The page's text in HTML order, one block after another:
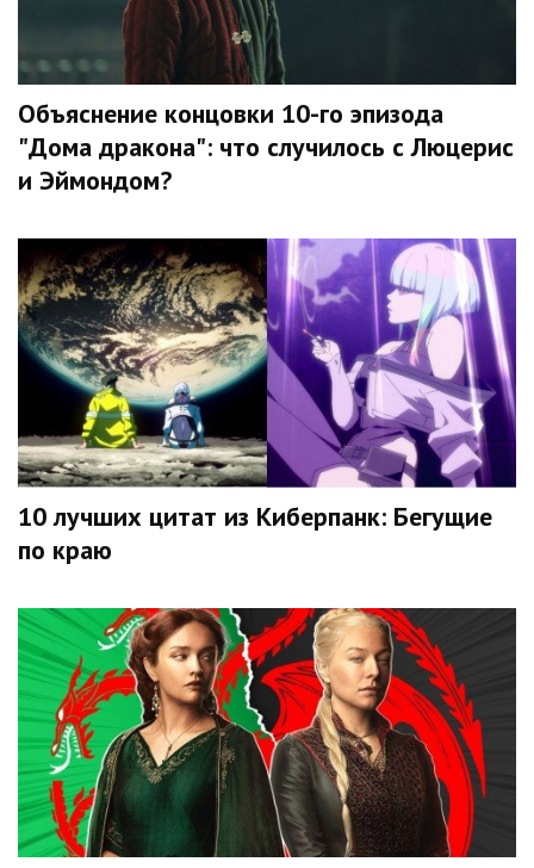
Объяснение концовки 10-го эпизода
"Дома дракона": что случилось с Люцерис
и Эймондом?
10 лучших цитат из Киберпанк: Бегущие
по краю